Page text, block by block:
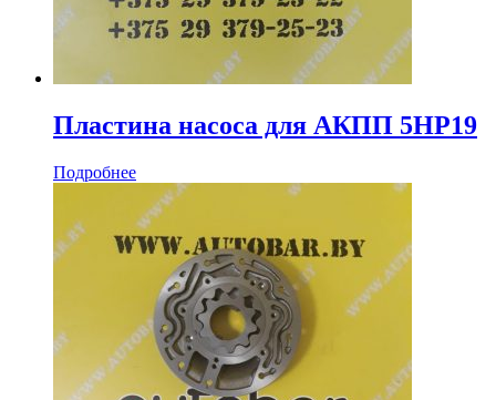
Пластина насоса для АКПП 5HP19
Подробнее